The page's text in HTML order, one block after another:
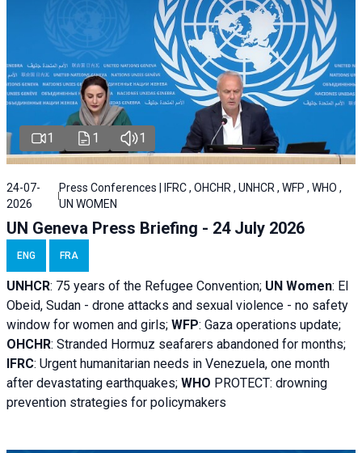
1 1 1
24-07-
2026
Press Conferences | IFRC , OHCHR , UNHCR , WFP , WHO ,
UN WOMEN
UN Geneva Press Briefing - 24 July 2026
ENG FRA
UNHCR: 75 years of the Refugee Convention; UN Women: El
Obeid, Sudan - drone attacks and sexual violence - no safety
window for women and girls; WFP: Gaza operations update;
OHCHR: Stranded Hormuz seafarers abandoned for months;
IFRC: Urgent humanitarian needs in Venezuela, one month
after devastating earthquakes; WHO PROTECT: drowning
prevention strategies for policymakers